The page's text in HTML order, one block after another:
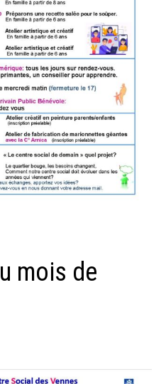
mois de